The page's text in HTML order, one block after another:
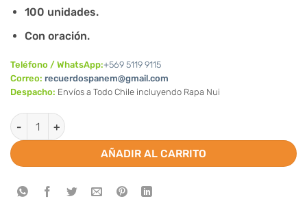
100 unidades.
Con oración.
Teléfono / WhatsApp:+569 5119 9115
Correo: recuerdospanem@gmail.com
Despacho: Envíos a Todo Chile incluyendo Rapa Nui
Estampa de San Expedito (100 unidades) cantidad
AÑADIR AL CARRITO